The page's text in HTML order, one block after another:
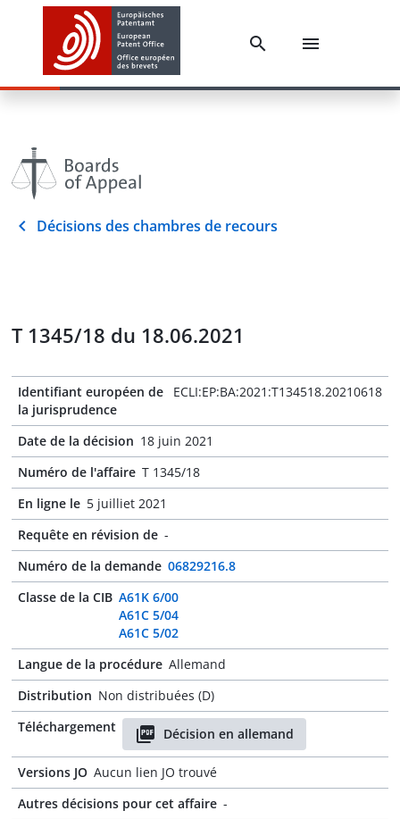
Décisions des chambres de recours
T 1345/18 du 18.06.2021
Identifiant européen de
la jurisprudence
ECLI:EP:BA:2021:T134518.20210618
Date de la décision 18 juin 2021
Numéro de l'affaire T 1345/18
En ligne le 5 juilliet 2021
Requête en révision de -
Numéro de la demande 06829216.8
Classe de la CIB A61K 6/00
A61C 5/04
A61C 5/02
Langue de la procédure Allemand
Distribution Non distribuées (D)
Téléchargement
Décision en allemand
Versions JO Aucun lien JO trouvé
Autres décisions pour cet affaire -